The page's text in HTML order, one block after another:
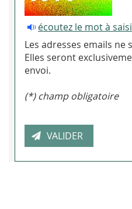
écoutez le mot à
Les adresses emails ne
Elles seront
envoi.
(*) champ obligatoire